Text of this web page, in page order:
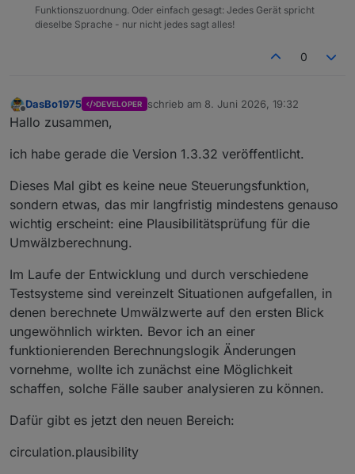
Funktionszuordnung. Oder einfach gesagt: Jedes Gerät spricht
dieselbe Sprache - nur nicht jedes sagt alles!
0
Offline
DasBo1975 DEVELOPER schrieb am 8. Juni 2026, 19:32
zuletzt editiert von
Hallo zusammen,
ich habe gerade die Version 1.3.32 veröffentlicht.
Dieses Mal gibt es keine neue Steuerungsfunktion,
sondern etwas, das mir langfristig mindestens genauso
wichtig erscheint: eine Plausibilitätsprüfung für die
Umwälzberechnung.
Im Laufe der Entwicklung und durch verschiedene
Testsysteme sind vereinzelt Situationen aufgefallen, in
denen berechnete Umwälzwerte auf den ersten Blick
ungewöhnlich wirkten. Bevor ich an einer
funktionierenden Berechnungslogik Änderungen
vornehme, wollte ich zunächst eine Möglichkeit
schaffen, solche Fälle sauber analysieren zu können.
Dafür gibt es jetzt den neuen Bereich:
circulation.plausibility